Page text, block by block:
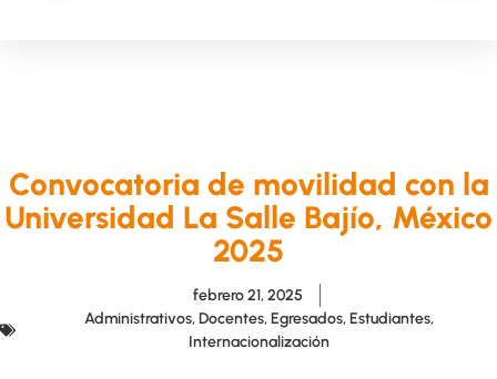
Convocatoria de movilidad con la
Universidad La Salle Bajío, México
2025
febrero 21, 2025
Administrativos,Docentes,Egresados,Estudiantes,
Internacionalización